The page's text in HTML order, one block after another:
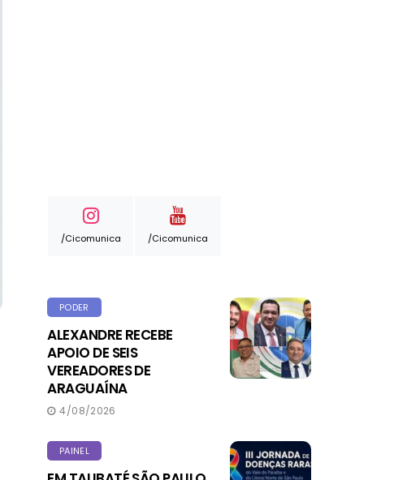
/cicomunica /cicomunica
PODER
ALEXANDRE RECEBE
APOIO DE SEIS
VEREADORES DE
ARAGUAÍNA
4/08/2026
PAINEL